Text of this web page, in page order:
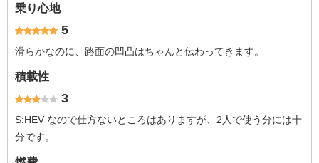
乗り心地
5
滑らかなのに、路面の凹凸はちゃんと伝わってきます。
積載性
3
S:HEV なので仕方ないところはありますが、2人で使う分には十
分です。